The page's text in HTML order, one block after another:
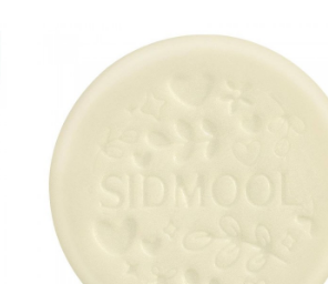
녹차/EGCG
알로에
아하/바하/파하/